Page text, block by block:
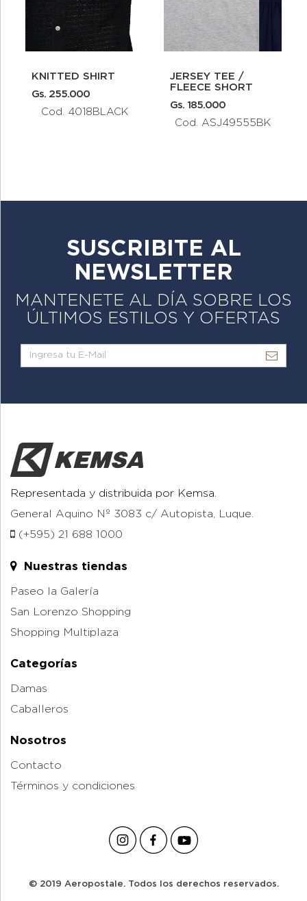
KNITTED SHIRT
Gs. 255.000
Cod. 4018BLACK
JERSEY TEE /
FLEECE SHORT
Gs. 185.000
Cod. ASJ49555BK
SUSCRIBITE AL
NEWSLETTER
MANTENETE AL DÍA SOBRE LOS
ÚLTIMOS ESTILOS Y OFERTAS
Representada y distribuida por Kemsa.
General Aquino Nº 3083 c/ Autopista, Luque.
(+595) 21 688 1000
Nuestras tiendas
Paseo la Galería
San Lorenzo Shopping
Shopping Multiplaza
Categorías
Damas
Caballeros
Nosotros
Contacto
Términos y condiciones
© 2019 Aeropostale. Todos los derechos reservados.